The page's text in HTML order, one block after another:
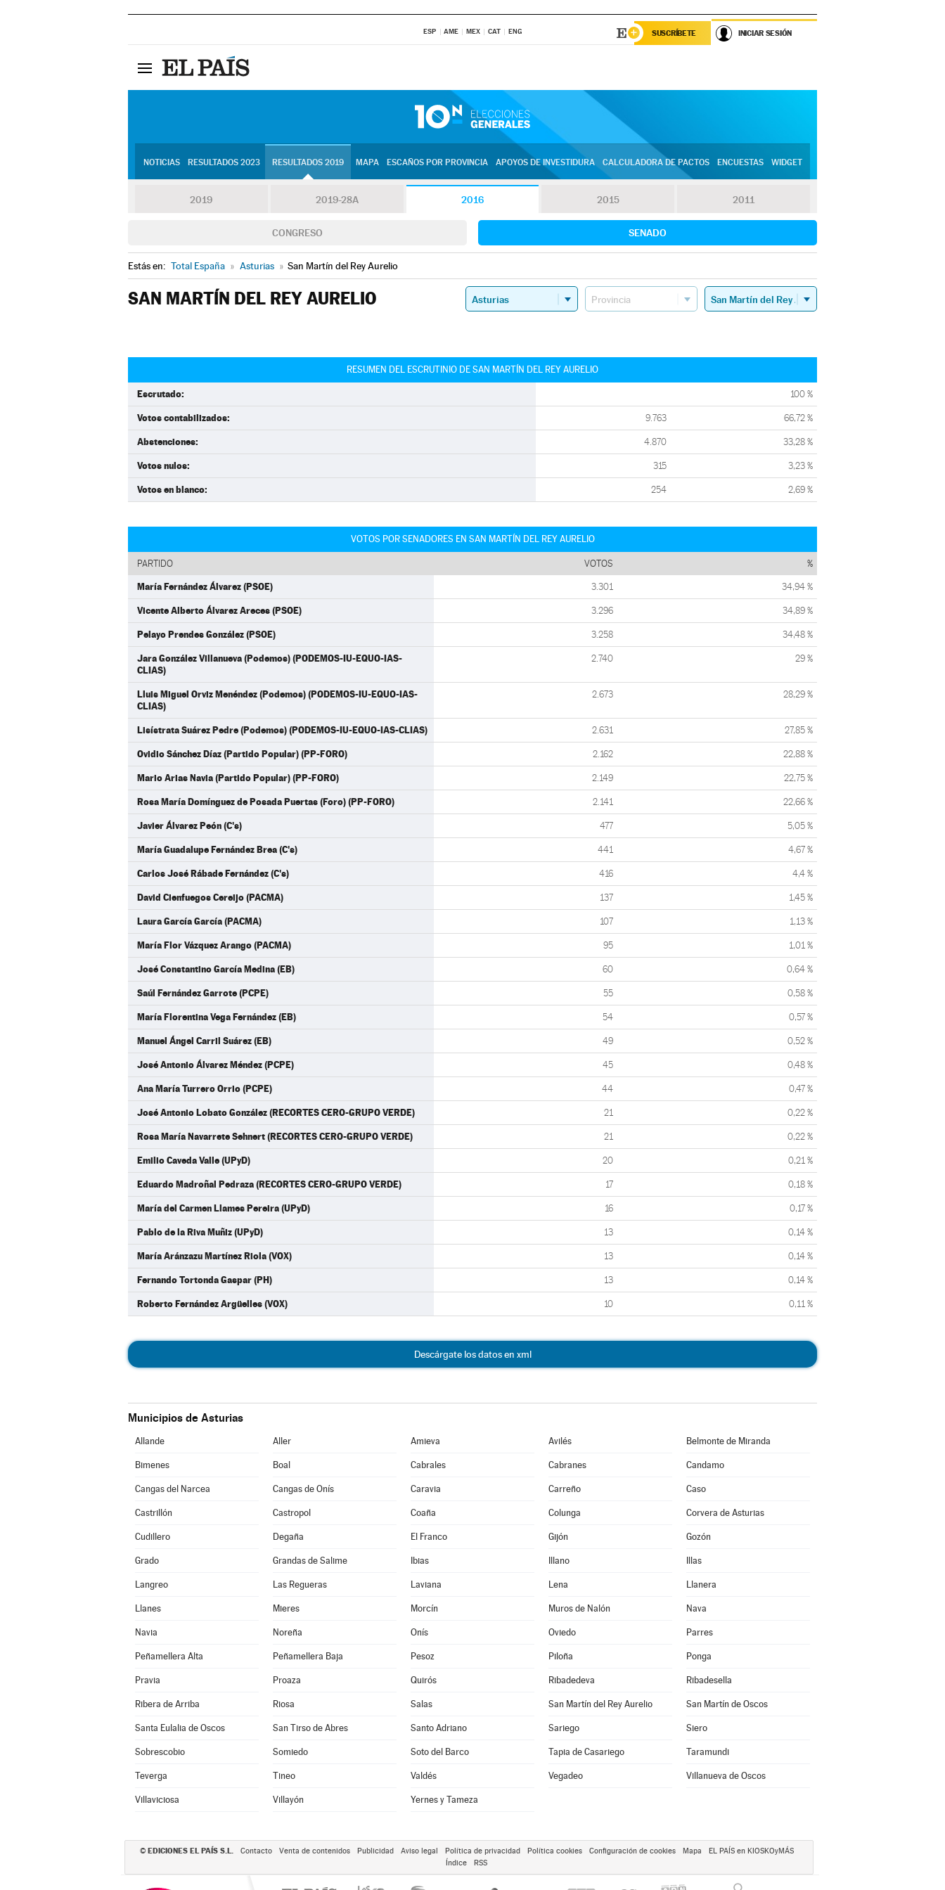
ESP AME MEX CAT ENG SUSCRÍBETE INICIAR SESIÓN
NOTICIAS RESULTADOS 2023 RESULTADOS 2019 MAPA ESCAÑOS POR PROVINCIA APOYOS DE INVESTIDURA CALCULADORA DE PACTOS ENCUESTAS WIDGET
2019 2019-28A 2016 2015 2011
CONGRESO SENADO
Estás en: Total España » Asturias » San Martín del Rey Aurelio
SAN MARTÍN DEL REY AURELIO
RESUMEN DEL ESCRUTINIO DE SAN MARTÍN DEL REY AURELIO
Escrutado: 100 %
Votos contabilizados: 9.763 66,72 %
Abstenciones: 4.870 33,28 %
Votos nulos: 315 3,23 %
Votos en blanco: 254 2,69 %
VOTOS POR SENADORES EN SAN MARTÍN DEL REY AURELIO
PARTIDO VOTOS %
María Fernández Álvarez (PSOE) 3.301 34,94 %
Vicente Alberto Álvarez Areces (PSOE) 3.296 34,89 %
Pelayo Prendes González (PSOE) 3.258 34,48 %
Jara González Villanueva (Podemos) (PODEMOS-IU-EQUO-IAS-
CLIAS)
2.740 29 %
Lluis Miguel Orviz Menéndez (Podemos) (PODEMOS-IU-EQUO-IAS-
CLIAS)
2.673 28,29 %
Lisístrata Suárez Pedre (Podemos) (PODEMOS-IU-EQUO-IAS-CLIAS) 2.631 27,85 %
Ovidio Sánchez Díaz (Partido Popular) (PP-FORO) 2.162 22,88 %
Mario Arias Navia (Partido Popular) (PP-FORO) 2.149 22,75 %
Rosa María Domínguez de Posada Puertas (Foro) (PP-FORO) 2.141 22,66 %
Javier Álvarez Peón (C's) 477 5,05 %
María Guadalupe Fernández Brea (C's) 441 4,67 %
Carlos José Rábade Fernández (C's) 416 4,4 %
David Cienfuegos Cereijo (PACMA) 137 1,45 %
Laura García García (PACMA) 107 1,13 %
María Flor Vázquez Arango (PACMA) 95 1,01 %
José Constantino García Medina (EB) 60 0,64 %
Saúl Fernández Garrote (PCPE) 55 0,58 %
María Florentina Vega Fernández (EB) 54 0,57 %
Manuel Ángel Carril Suárez (EB) 49 0,52 %
José Antonio Álvarez Méndez (PCPE) 45 0,48 %
Ana María Turrero Orrio (PCPE) 44 0,47 %
José Antonio Lobato González (RECORTES CERO-GRUPO VERDE) 21 0,22 %
Rosa María Navarrete Sehnert (RECORTES CERO-GRUPO VERDE) 21 0,22 %
Emilio Caveda Valle (UPyD) 20 0,21 %
Eduardo Madroñal Pedraza (RECORTES CERO-GRUPO VERDE) 17 0,18 %
María del Carmen Llames Pereira (UPyD) 16 0,17 %
Pablo de la Riva Muñiz (UPyD) 13 0,14 %
María Aránzazu Martínez Riola (VOX) 13 0,14 %
Fernando Tortonda Gaspar (PH) 13 0,14 %
Roberto Fernández Argüelles (VOX) 10 0,11 %
Descárgate los datos en xml
Municipios de Asturias
Allande Aller Amieva Avilés Belmonte de Miranda
Bimenes Boal Cabrales Cabranes Candamo
Cangas del Narcea Cangas de Onís Caravia Carreño Caso
Castrillón Castropol Coaña Colunga Corvera de Asturias
Cudillero Degaña El Franco Gijón Gozón
Grado Grandas de Salime Ibias Illano Illas
Langreo Las Regueras Laviana Lena Llanera
Llanes Mieres Morcín Muros de Nalón Nava
Navia Noreña Onís Oviedo Parres
Peñamellera Alta Peñamellera Baja Pesoz Piloña Ponga
Pravia Proaza Quirós Ribadedeva Ribadesella
Ribera de Arriba Riosa Salas San Martín del Rey Aurelio San Martín de Oscos
Santa Eulalia de Oscos San Tirso de Abres Santo Adriano Sariego Siero
Sobrescobio Somiedo Soto del Barco Tapia de Casariego Taramundi
Teverga Tineo Valdés Vegadeo Villanueva de Oscos
Villaviciosa Villayón Yernes y Tameza
© EDICIONES EL PAÍS S.L. Contacto Venta de contenidos Publicidad Aviso legal Política de privacidad Política cookies Configuración de cookies Mapa
EL PAÍS en KIOSKOyMÁS
Índice
RSS